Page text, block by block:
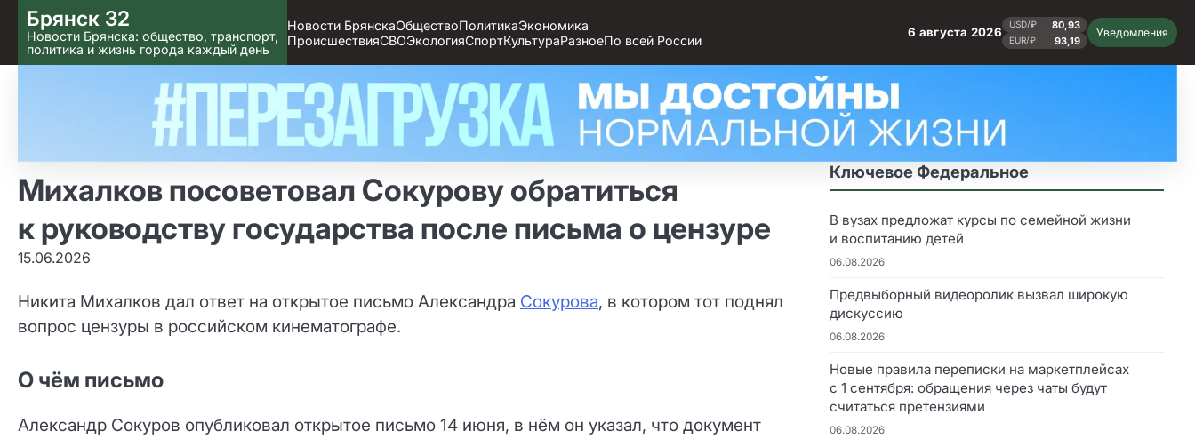
Skip
to content
Брянск 32
Новости Брянска: общество, транспорт,
политика и жизнь города каждый день
Новости БрянскаОбществоПолитикаЭкономика
ПроисшествияСВОЭкологияСпортКультураРазноеПо всей России
6 августа 2026
USD/₽ 80,93
EUR/₽ 93,19
Уведомления
Михалков посоветовал Сокурову обратиться
к руководству государства после письма о цензуре
15.06.2026
Никита Михалков дал ответ на открытое письмо Александра Сокурова, в котором тот поднял
вопрос цензуры в российском кинематографе.
О чём письмо
Александр Сокуров опубликовал открытое письмо 14 июня, в нём он указал, что документ
Ключевое Федеральное
В вузах предложат курсы по семейной жизни
и воспитанию детей
06.08.2026
Предвыборный видеоролик вызвал широкую
дискуссию
06.08.2026
Новые правила переписки на маркетплейсах
с 1 сентября: обращения через чаты будут
считаться претензиями
06.08.2026